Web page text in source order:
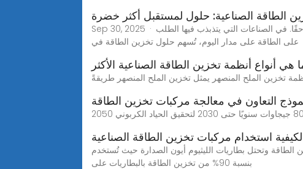
الطاقة الصناعية: حلول لمستقبل أكثر خضرة
Sep 30, 2025 · يلعب تخزين الطاقة دورًا محوريًا في البيئات الصناعية، إذ يوفر طريقة موثوقة وفعالة لتخزين الطاقة الفائضة لاستخدامها لاحقًا. في الصناعات التي يتذبذب فيها الطلب
على الطاقة على مدار اليوم، تُسهم حلول تخزين الطاقة في
هي أنواع أنظمة تخزين الطاقة الصناعية الأكثر
التعاون في معالجة مركبات تخزين الطاقة
استخدام مركبات تخزين الطاقة الصناعية
شيوعا في تخزين الطاقة وتحتل بطاريات الليثيوم أيون الصدارة حيث تُستخدم
بنسبة 90% من تخزين الطاقة بالبطاريات على